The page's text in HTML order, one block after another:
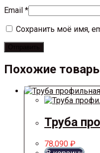
Email *
Сохранить моё имя,
Похожие
Труба
78,090 ₽